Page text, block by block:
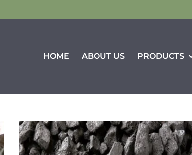
HOME ABOUT US PRODUCTS
Shortening
Pusa White Sella
CaCl2 Granules 94-
98%